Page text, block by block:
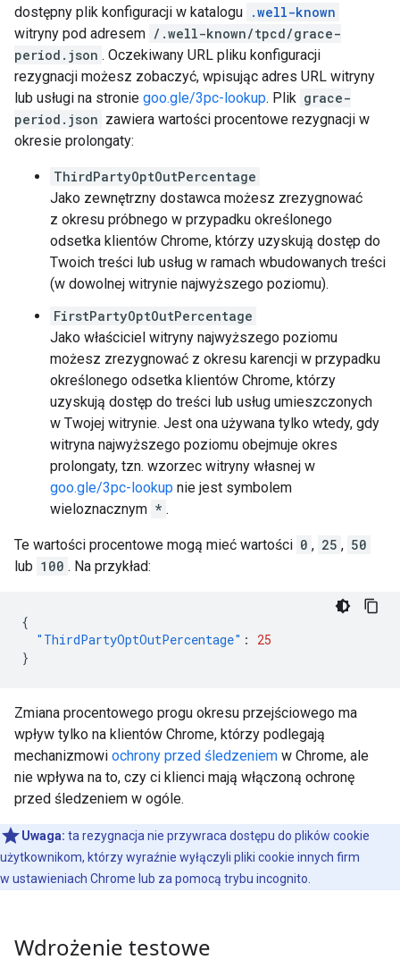
dostępny plik konfiguracji w katalogu .well-known
witryny pod adresem /.well-known/tpcd/grace-
period.json . Oczekiwany URL pliku konfiguracji
rezygnacji możesz zobaczyć, wpisując adres URL witryny
lub usługi na stronie goo.gle/3pc-lookup. Plik grace-
period.json zawiera wartości procentowe rezygnacji w
okresie prolongaty:
ThirdPartyOptOutPercentage
Jako zewnętrzny dostawca możesz zrezygnować
z okresu próbnego w przypadku określonego
odsetka klientów Chrome, którzy uzyskują dostęp do
Twoich treści lub usług w ramach wbudowanych treści
(w dowolnej witrynie najwyższego poziomu).
FirstPartyOptOutPercentage
Jako właściciel witryny najwyższego poziomu
możesz zrezygnować z okresu karencji w przypadku
określonego odsetka klientów Chrome, którzy
uzyskują dostęp do treści lub usług umieszczonych
w Twojej witrynie. Jest ona używana tylko wtedy, gdy
witryna najwyższego poziomu obejmuje okres
prolongaty, tzn. wzorzec witryny własnej w
goo.gle/3pc-lookup nie jest symbolem
wieloznacznym * .
Te wartości procentowe mogą mieć wartości 0 , 25 , 50
lub 100 . Na przykład:
{
"ThirdPartyOptOutPercentage" :
25
}
Zmiana procentowego progu okresu przejściowego ma
wpływ tylko na klientów Chrome, którzy podlegają
mechanizmowi ochrony przed śledzeniem w Chrome, ale
nie wpływa na to, czy ci klienci mają włączoną ochronę
przed śledzeniem w ogóle.
Uwaga: ta rezygnacja nie przywraca dostępu do plików cookie
użytkownikom, którzy wyraźnie wyłączyli pliki cookie innych firm
w ustawieniach Chrome lub za pomocą trybu incognito.
Wdrożenie testowe